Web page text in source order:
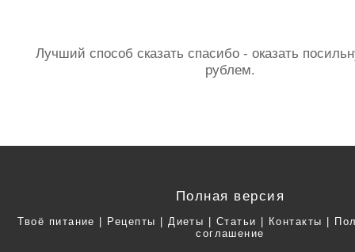
Лучший способ сказать спасибо - оказать
рублем.
Полная версия
Твоё питание | Рецепты | Диеты | Статьи | Контакты |
соглашение